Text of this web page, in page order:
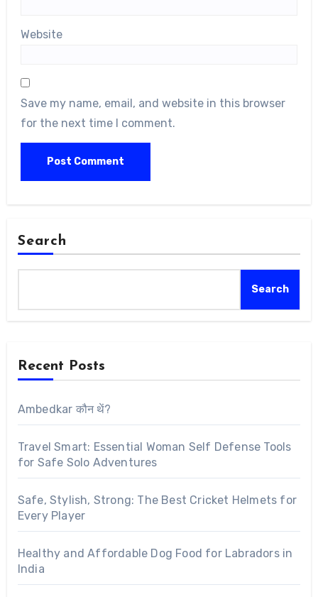
Website
Save my name, email, and website in this browser
for the next time I comment.
Search
Search
Recent Posts
Ambedkar कौन थें?
Travel Smart: Essential Woman Self Defense Tools
for Safe Solo Adventures
Safe, Stylish, Strong: The Best Cricket Helmets for
Every Player
Healthy and Affordable Dog Food for Labradors in
India